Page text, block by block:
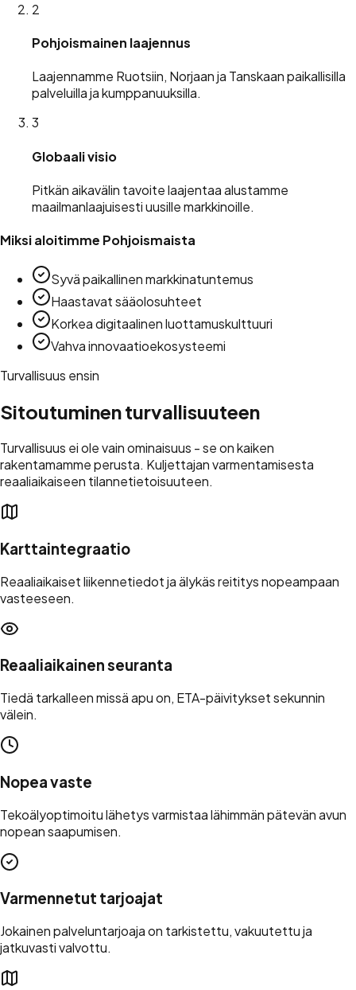
2
Pohjoismainen laajennus
Laajennamme Ruotsiin, Norjaan ja Tanskaan paikallisilla
palveluilla ja kumppanuuksilla.
3
Globaali visio
Pitkän aikavälin tavoite laajentaa alustamme
maailmanlaajuisesti uusille markkinoille.
Miksi aloitimme Pohjoismaista
Syvä paikallinen markkinatuntemus
Haastavat sääolosuhteet
Korkea digitaalinen luottamuskulttuuri
Vahva innovaatioekosysteemi
Turvallisuus ensin
Sitoutuminenturvallisuuteen
Turvallisuus ei ole vain ominaisuus - se on kaiken
rakentamamme perusta. Kuljettajan varmentamisesta
reaaliaikaiseen tilannetietoisuuteen.
Karttaintegraatio
Reaaliaikaiset liikennetiedot ja älykäs reititys nopeampaan
vasteeseen.
Reaaliaikainen seuranta
Tiedä tarkalleen missä apu on, ETA-päivitykset sekunnin
välein.
Nopea vaste
Tekoälyoptimoitu lähetys varmistaa lähimmän pätevän avun
nopean saapumisen.
Varmennetut tarjoajat
Jokainen palveluntarjoaja on tarkistettu, vakuutettu ja
jatkuvasti valvottu.